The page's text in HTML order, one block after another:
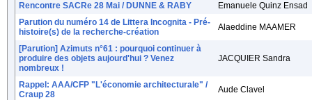
Rencontre SACRe 28 Mai / DUNNE & RABY
Emanuele Quinz Ensad
Parution du numéro 14 de Littera Incognita - Pré-
histoire(s) de la recherche-création
Alaeddine MAAMER
[Parution] Azimuts n°61 : pourquoi continuer à
produire des objets aujourd'hui ? Venez
nombreux !
JACQUIER Sandra
Rappel: AAA/CFP "L'économie architecturale" /
Craup 28
Aude Clavel